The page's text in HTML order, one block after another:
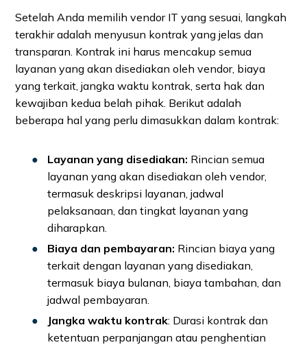
Setelah Anda memilih vendor IT yang sesuai, langkah
terakhir adalah menyusun kontrak yang jelas dan
transparan. Kontrak ini harus mencakup semua
layanan yang akan disediakan oleh vendor, biaya
yang terkait, jangka waktu kontrak, serta hak dan
kewajiban kedua belah pihak. Berikut adalah
beberapa hal yang perlu dimasukkan dalam kontrak:
Layanan yang disediakan: Rincian semua
layanan yang akan disediakan oleh vendor,
termasuk deskripsi layanan, jadwal
pelaksanaan, dan tingkat layanan yang
diharapkan.
Biaya dan pembayaran: Rincian biaya yang
terkait dengan layanan yang disediakan,
termasuk biaya bulanan, biaya tambahan, dan
jadwal pembayaran.
Jangka waktu kontrak: Durasi kontrak dan
ketentuan perpanjangan atau penghentian